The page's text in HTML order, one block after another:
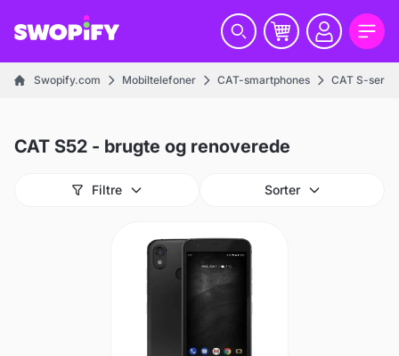
Swopify.com Mobiltelefoner CAT-smartphones CAT S-serie
CAT S52 - brugte og renoverede
Filtre Sorter